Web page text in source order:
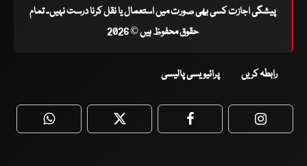
پیشگی اجازت کسی بھی صورت میں استعمال یا نقل کرنا درست نہیں۔ تمام
حقوق محفوظ ہیں © 2026
رابطہ کریں پرائیویسی پالیسی
WhatsApp Twitter Facebook